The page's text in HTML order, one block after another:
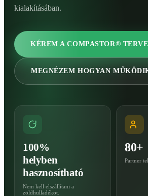
kialakításában.
KÉREM A COMPASTOR®
MEGNÉZEM HOGYAN
100%
helyben
hasznosítható
Nem kell elszállítani a
zöldhulladékot.
80+
Partner